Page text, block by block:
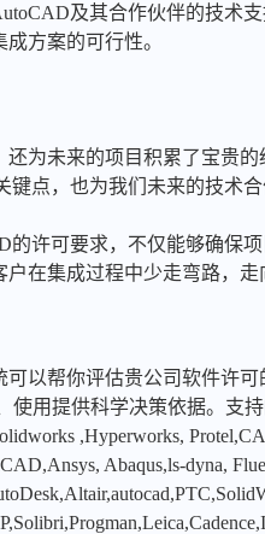
及其合作伙伴的技术支
方案的可行性。
为未来的项目积累了宝贵
点，也为我们未来的技术
许可要求，不仅能够确保
在集成过程中少走弯路，走
可以帮你评估贵公司软件许
使用提供科学决策依据。支
,Hyperworks,
Abaqus,ls-dyna,